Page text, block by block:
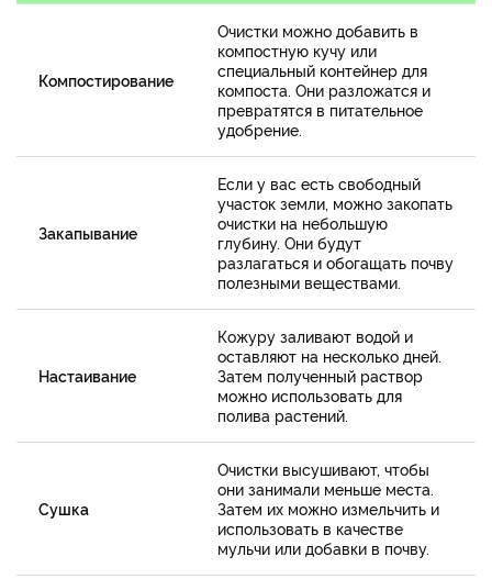
Компостирование
Очистки можно добавить в
компостную кучу или
специальный контейнер для
компоста. Они разложатся и
превратятся в питательное
удобрение.
Закапывание
Если у вас есть свободный
участок земли, можно закопать
очистки на небольшую
глубину. Они будут
разлагаться и обогащать почву
полезными веществами.
Настаивание
Кожуру заливают водой и
оставляют на несколько дней.
Затем полученный раствор
можно использовать для
полива растений.
Сушка
Очистки высушивают, чтобы
они занимали меньше места.
Затем их можно измельчить и
использовать в качестве
мульчи или добавки в почву.